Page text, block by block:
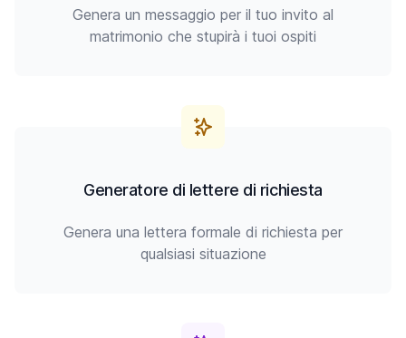
Genera un messaggio per il tuo invito al
matrimonio che stupirà i tuoi ospiti
Generatore di lettere di richiesta
Genera una lettera formale di richiesta per
qualsiasi situazione